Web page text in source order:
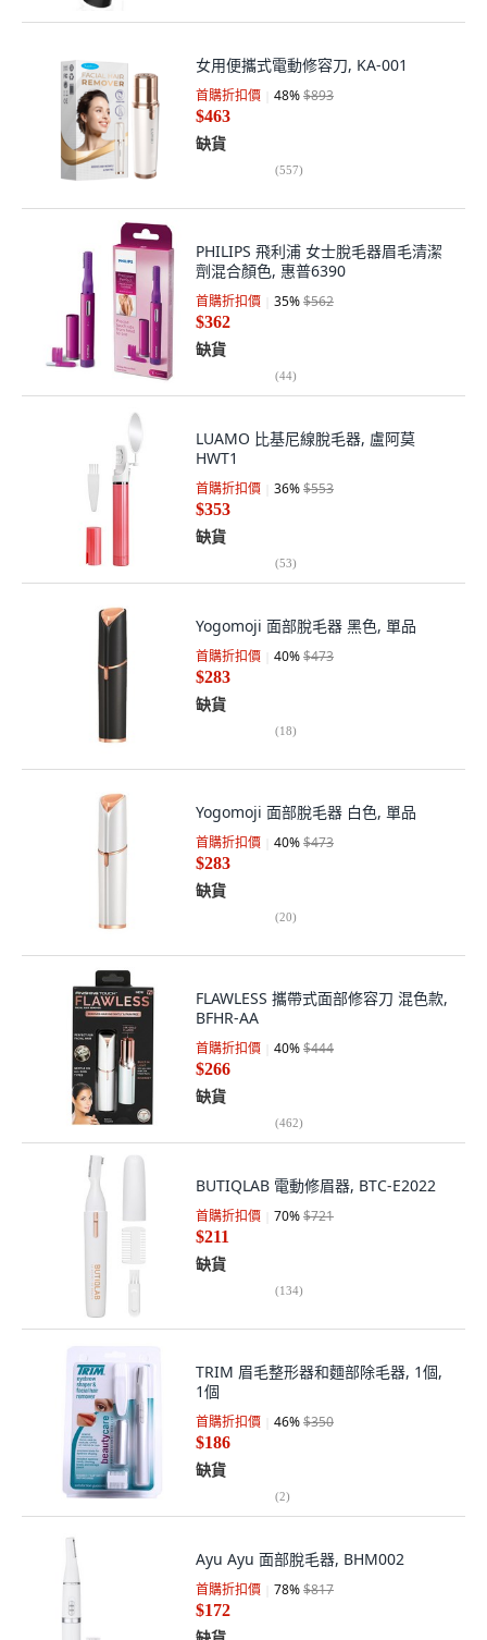
女用便攜式電動修容刀, KA-001
首購折扣價 48%$893
$463
缺貨
(557)
PHILIPS 飛利浦 女士脫毛器眉毛清潔
劑混合顏色, 惠普6390
首購折扣價 35%$562
$362
缺貨
(44)
LUAMO 比基尼線脫毛器, 盧阿莫
HWT1
首購折扣價 36%$553
$353
缺貨
(53)
Yogomoji 面部脫毛器 黑色, 單品
首購折扣價 40%$473
$283
缺貨
(18)
Yogomoji 面部脫毛器 白色, 單品
首購折扣價 40%$473
$283
缺貨
(20)
FLAWLESS 攜帶式面部修容刀 混色款,
BFHR-AA
首購折扣價 40%$444
$266
缺貨
(462)
BUTIQLAB 電動修眉器, BTC-E2022
首購折扣價 70%$721
$211
缺貨
(134)
TRIM 眉毛整形器和麵部除毛器, 1個,
1個
首購折扣價 46%$350
$186
缺貨
(2)
Ayu Ayu 面部脫毛器, BHM002
首購折扣價 78%$817
$172